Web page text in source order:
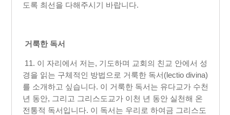
도록 최선을 다해주시기 바랍니다.
거룩한 독서
11. 이 자리에서 저는, 기도하며 교회의 친교 안에서 성
경을 읽는 구체적인 방법으로 거룩한 독서(lectio divina)
를 소개하고 싶습니다. 이 거룩한 독서는 유다교가 수천
년 동안, 그리고 그리스도교가 이천 년 동안 실천해 온
전통적 독서입니다. 이 독서는 우리로 하여금 그리스도